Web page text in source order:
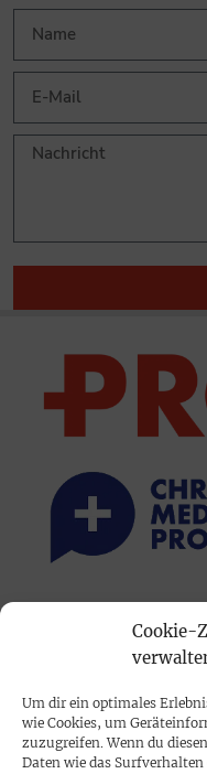
Cookie-
Um dir ein optimales
wie Cookies, um
zuzugreifen. Wenn du
Daten wie das
PRINTAUSGABE
Mediadaten
PROKOMPAKT
Impressum